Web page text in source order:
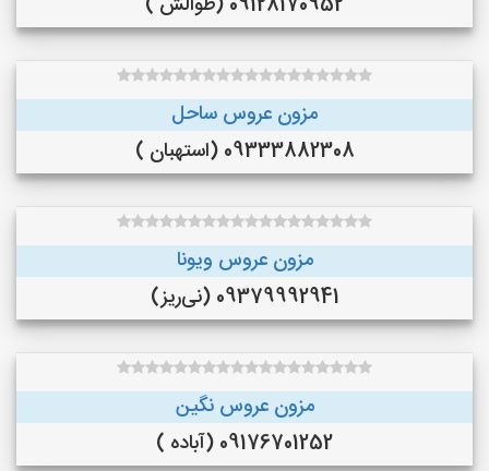
مزون عروس ساحل
09333882308 (استهبان )
مزون عروس ویونا
09379992941 (نی‌ریز)
مزون عروس نگین
09176701252 (آباده )